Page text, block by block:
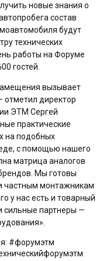
новые знания о
состав
будут
технических
работы на Форуме
гостей.
вызывает
отметил директор
ЭТМ Сергей
практические
на подобных
с помощью нашего
матрица аналогов
Мы готовы
частным монтажникам
у нас есть и товарный
сильные партнеры —
#форумэтм